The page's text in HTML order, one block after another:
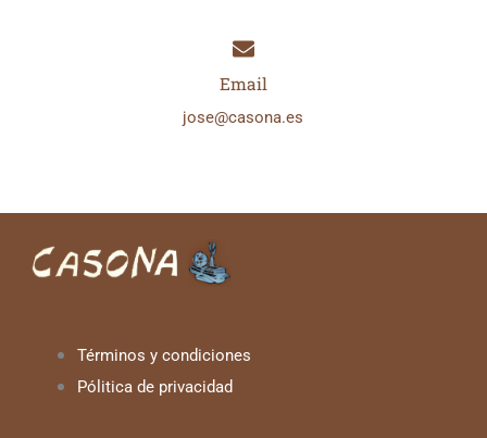
Email
jose@casona.es
Términos y condiciones
Pólitica de privacidad